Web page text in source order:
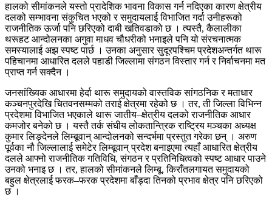
हालको सीमांकनले यस्तो प्रादेशिक भावना विकास गर्न नदिएका कारण क्षेत्रीय
दलको सम्भावना संकुचित भएको र समुदायलाई विभाजित गर्दा उनीहरूको
राजनीतिक ऊर्जा पनि छरिएको दाबी खतिवडाको छ । त्यस्तै, कैलालीका
थरूहट आन्दोलनका अगुवा माधव चौधरीको भनाइले पनि यो संरचनात्मक
समस्यालाई अझ स्पष्ट पार्छ । उनका अनुसार सुदूरपश्चिम प्रदेशअन्तर्गत थारू
पहिचानमा आधारित दलले पहाडी जिल्लामा संगठन विस्तार गर्न र निर्वाचनमा मत
प्राप्त गर्न सक्दैन ।
जनसांख्यिक आधारमा हेर्दा थारू समुदायको वास्तविक सांगठनिक र मताधार
कञ्चनपुरदेखि चितवनसम्मको तराई क्षेत्रमा रहेको छ । तर, ती जिल्ला विभिन्न
प्रदेशमा विभाजित भएकाले थारू जातीय–क्षेत्रीय दलको राजनीतिक आधार
कमजोर बनेको छ । यस्तै तर्क संघीय लोकतान्त्रिक राष्ट्रिय मञ्चका अध्यक्ष
कुमार लिङ्देनले लिम्बूवान् आन्दोलनको सन्दर्भमा प्रस्तुत गरेका छन् । अरुण
पूर्वका नौ जिल्लालाई समेटेर लिम्बूवान् प्रदेश बनाइएमा त्यहाँ आधारित क्षेत्रीय
दलले आफ्नो राजनीतिक गतिविधि, संगठन र प्रतिनिधित्वको स्पष्ट आधार पाउने
उनको भनाइ छ । तर, हालको सीमांकनले लिम्बू, किराँतलगायत समुदायको
बहुल क्षेत्रलाई फरक–फरक प्रदेशमा बाँड्दा तिनको प्रभाव क्षेत्र पनि छरिएको
छ ।